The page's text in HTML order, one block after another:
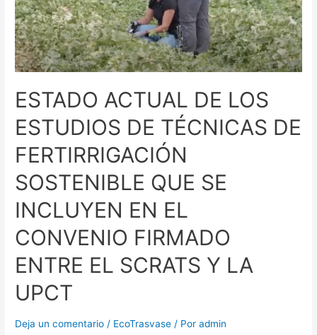
ESTADO ACTUAL DE LOS
ESTUDIOS DE TÉCNICAS DE
FERTIRRIGACIÓN
SOSTENIBLE QUE SE
INCLUYEN EN EL
CONVENIO FIRMADO
ENTRE EL SCRATS Y LA
UPCT
Deja un comentario / EcoTrasvase / Poradmin